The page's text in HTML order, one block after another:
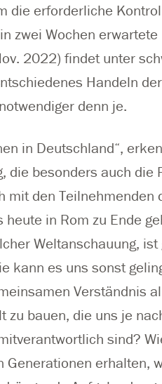
die erforderliche
zwei Wochen
2022) findet unter
Handeln
denn je.
in Deutschland“,
die besonders auch die
mit den Teilnehmenden
in Rom zu Ende
Weltanschauung,
kann es uns sonst
Verständnis
zu bauen, die uns je
sind?
erhalten,